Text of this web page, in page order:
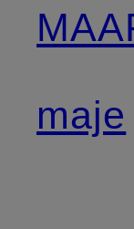
maje